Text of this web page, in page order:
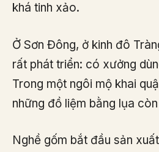
khá tinh xảo.
Ở Sơn Đông, ở kinh đô
rất phát triển: có xưởng
Trong một ngôi mộ khai
những đồ liệm bằng lụa
Nghề gốm bắt đầu sản